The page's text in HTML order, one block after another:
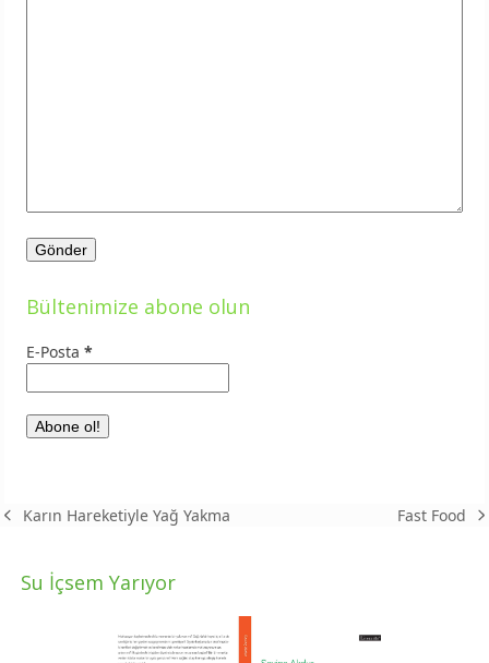
Bültenimize abone olun
E-Posta*
previous
Karın Hareketiyle Yağ Yakma
next
Fast Food
Su İçsem Yarıyor